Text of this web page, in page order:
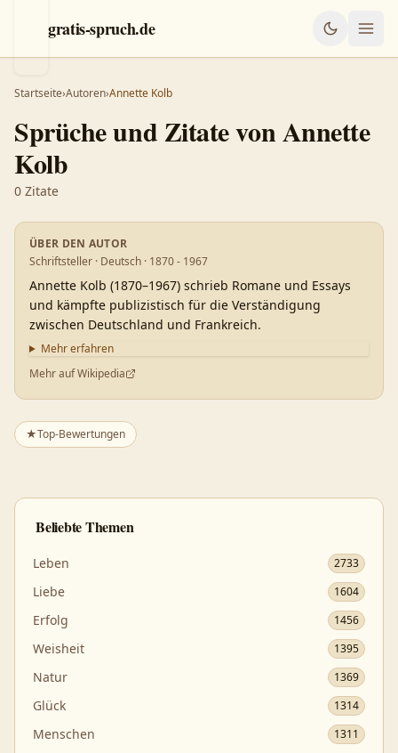
gratis-spruch.de
Startseite›Autoren›Annette Kolb
Sprüche und Zitate vonAnnette
Kolb
0 Zitate
ÜBER DEN AUTOR
Schriftsteller · Deutsch · 1870 - 1967
Annette Kolb (1870–1967) schrieb Romane und Essays
und kämpfte publizistisch für die Verständigung
zwischen Deutschland und Frankreich.
Mehr erfahren
Mehr auf Wikipedia
★Top-Bewertungen
Beliebte Themen
Leben 2733
Liebe 1604
Erfolg 1456
Weisheit 1395
Natur 1369
Glück 1314
Menschen 1311